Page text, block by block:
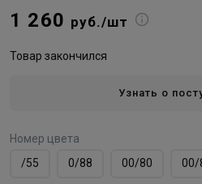
1 260 руб./шт
Товар закончился
Узнать о
Номер цвета
/55
0/88 00/80 00/